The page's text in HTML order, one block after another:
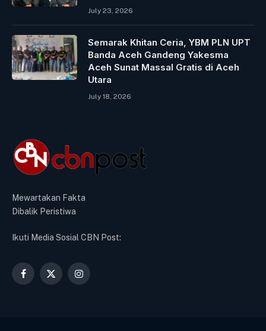
July 23, 2026
Semarak Khitan Ceria, YBM PLN UPT
Banda Aceh Gandeng Yakesma
Aceh Sunat Massal Gratis di Aceh
Utara
July 18, 2026
Mewartakan Fakta
Dibalik Peristiwa
Ikuti Media Sosial CBN Post:
Facebook
X
Instagram